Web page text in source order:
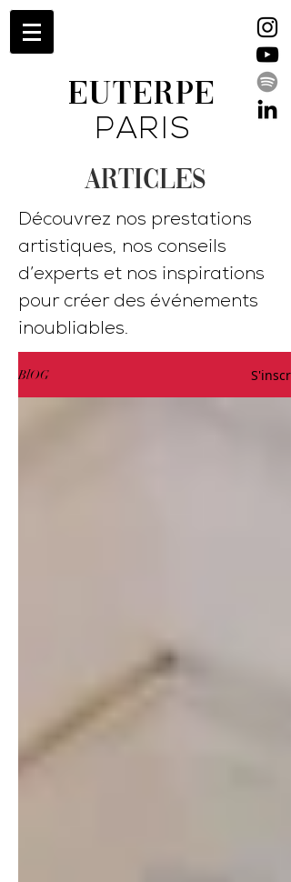
EUTERPE
PARIS
ARTICLES
Découvrez nos prestations
artistiques, nos conseils
d’experts et nos inspirations
pour créer des événements
inoubliables.
BlOG